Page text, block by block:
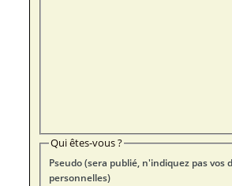
Qui êtes-vous ?
Pseudo (sera publié, n'indiquez pas vos
personnelles)